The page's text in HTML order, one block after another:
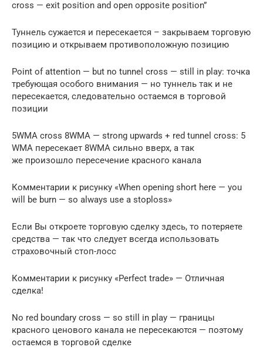
cross — exit position and open opposite position”
Туннель сужается и пересекается – закрываем торговую
позицию и открываем противоположную позицию
Point of attention — but no tunnel cross — still in play: точка
требующая особого внимания — но туннель так и не
пересекается, следовательно остаемся в торговой
позиции
5WMA cross 8WMA — strong upwards + red tunnel cross: 5
WMA пересекает 8WMA сильно вверх, а так
же произошло пересечение красного канала
Комментарии к рисунку «When opening short here — you
will be burn — so always use a stoploss»
Если Вы откроете торговую сделку здесь, то потеряете
средства — так что следует всегда использовать
страховочный стоп-лосс
Комментарии к рисунку «Perfect trade» — Отличная
сделка!
No red boundary cross — so still in play — границы
красного ценового канала не пересекаются — поэтому
остаемся в торговой сделке